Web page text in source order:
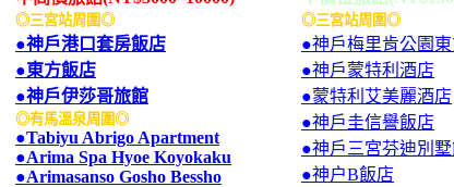
◎三宮站周圍◎
●神戶港口套房飯店
●東方飯店
●神戶伊莎哥旅館
◎有馬溫泉周圍◎
●Tabiyu Abrigo Apartment
●Arima Spa Hyoe Koyokaku
●Arimasanso Gosho Bessho
◎三宮站周圍◎
●神戶梅里肯公園
●神戶蒙特利酒店
●蒙特利艾美麗酒店
●神戶圭信譽飯店
●神戶三宮芬迪別
●神户B飯店